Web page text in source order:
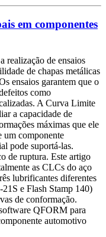
em componentes
realização de ensaios
de chapas metálicas
ensaios garantem que o
como
A Curva Limite
a capacidade de
máximas que ele
um componente
pode suportá-las.
de ruptura. Este artigo
as CLCs do aço
lubrificantes diferentes
e Flash Stamp 140)
de conformação.
QFORM para
automotivo